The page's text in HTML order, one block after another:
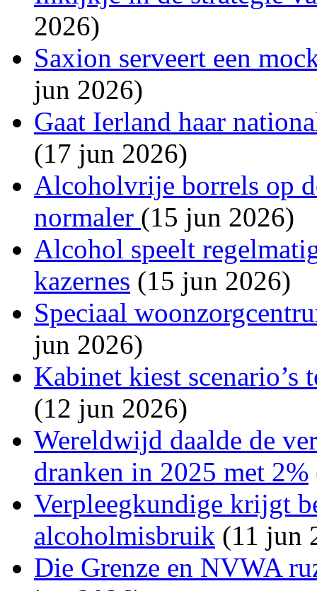
2026)
Saxion serveert een
jun 2026)
Gaat Ierland haar
(17 jun 2026)
Alcoholvrije borrels op
normaler (15 jun 2026)
Alcohol speelt
kazernes (15 jun 2026)
Speciaal
jun 2026)
Kabinet kiest
(12 jun 2026)
Wereldwijd daalde de
dranken in 2025 met 2%
Verpleegkundige krijgt
alcoholmisbruik (11 jun
Die Grenze en NVWA